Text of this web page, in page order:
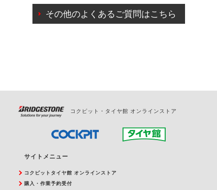
ご来店予約日の3営業日前を過ぎている場合のご予約
の日時変更につきましては、直接ご予約の店舗まで
その他のよくあるご質問はこちら
コクピット・タイヤ館 オンラインストア
サイトメニュー
コクピットタイヤ館 オンラインストア
購入・作業予約受付